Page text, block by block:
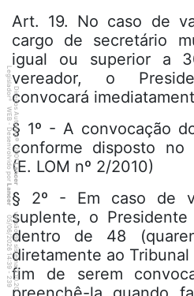
Art. 19. No caso de
cargo de secretário
igual ou superior a
vereador, o
convocará
§ 1º - A convocação
conforme disposto no
(E. LOM nº 2/2010)
§ 2º - Em caso de
suplente, o
dentro de 48
diretamente ao
fim de serem
Direitos Autorais
©
2001
Lancer
Legislador
®
WEB - Desenvolvido por
Lancer
versão do sistema 2.10.20
2
3
9
-
4
:3
9
0
5
/
0
6
/
2
0
2
6